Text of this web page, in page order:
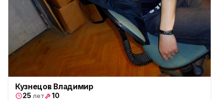
Кузнецов Владимир
25 лет 10